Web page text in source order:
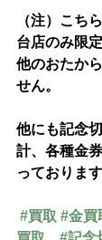
（注）こち
台店のみ限定
他のおたか
せん。
他にも記念
計、各種金
っております
#買取 #金買